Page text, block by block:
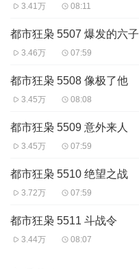
3.41万 08:11
都市狂枭 5507 爆发的六子
3.46万 07:59
都市狂枭 5508 像极了他
3.45万 08:08
都市狂枭 5509 意外来人
3.45万 07:59
都市狂枭 5510 绝望之战
3.72万 07:59
都市狂枭 5511 斗战令
3.44万 08:07